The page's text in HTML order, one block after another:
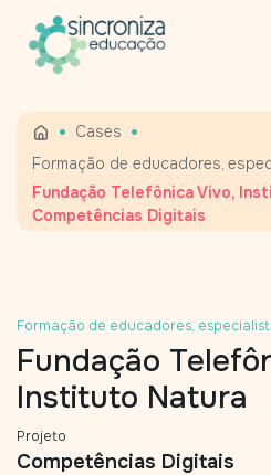
• Cases •
Formação de educadores,
Fundação Telefônica Vivo,
Competências Digitais
Formação de educadores,
Fundação
Instituto Natura
Projeto
Competências Digitais